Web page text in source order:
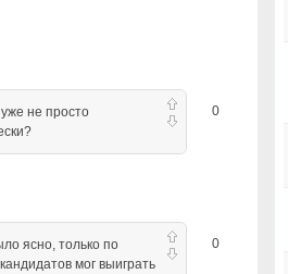
0
не просто
0
ясно, только по
мог выиграть